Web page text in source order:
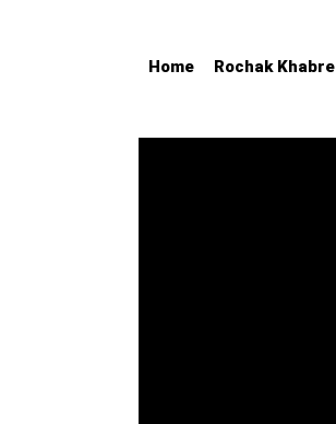
Home Rochak Khabre